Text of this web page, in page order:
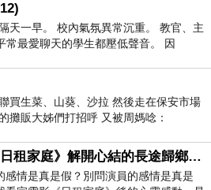
供紅酒白酒啤酒無限暢飲+烤鴨與
享用晚餐，
戲有三
天一早。 校內氣氛異常沉重。 教官、主
常最愛聊天的學生都壓低聲音。 因
買生菜、山葵、沙拉 然後走在保安市場
攤販大姊們打招呼 又被周媽唸：
電影《日租家庭》解開心結的長途歸鄉！能在電影院感受到地理的寬闊和人心的相鄰，真是太棒了！
感情是真是假？別問演員的感情是真是